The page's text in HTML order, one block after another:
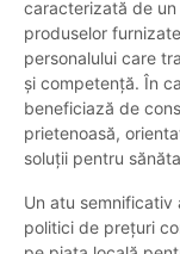
caracterizată de
produselor
personalului care
și competență. În
beneficiază de
prietenoasă,
soluții pentru
Un atu semnificativ
politici de prețuri